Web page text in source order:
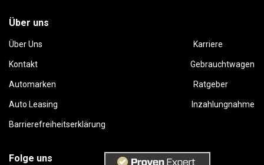
Über uns
Über Uns Karriere
Kontakt Gebrauchtwagen
Automarken Ratgeber
Auto Leasing Inzahlungnahme
Barrierefreiheitserklärung
Folge uns